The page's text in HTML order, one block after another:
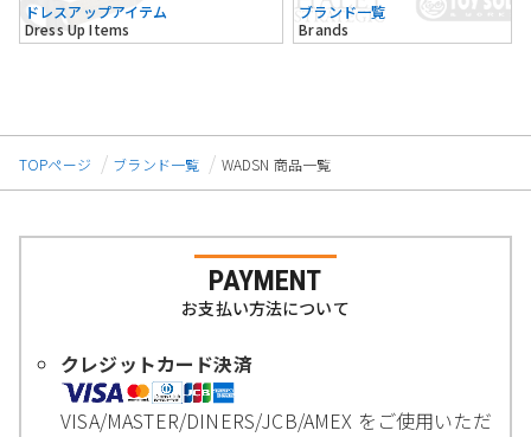
ドレスアップアイテム
Dress Up Items
ブランド一覧
Brands
TOPページ ブランド一覧 WADSN 商品一覧
PAYMENT
お支払い方法について
クレジットカード決済
VISA/MASTER/DINERS/JCB/AMEX をご使用いただ